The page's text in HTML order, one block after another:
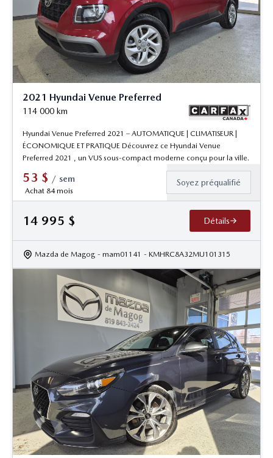
2021 Hyundai Venue Preferred
114 000 km
Hyundai Venue Preferred 2021 – AUTOMATIQUE | CLIMATISEUR |
ÉCONOMIQUE ET PRATIQUE Découvrez ce Hyundai Venue
Preferred 2021 , un VUS sous-compact moderne conçu pour la ville.
53 $ / sem
Achat 84 mois
Soyez préqualifié
14 995 $ Détails
Mazda de Magog - mam01141 - KMHRC8A32MU101315